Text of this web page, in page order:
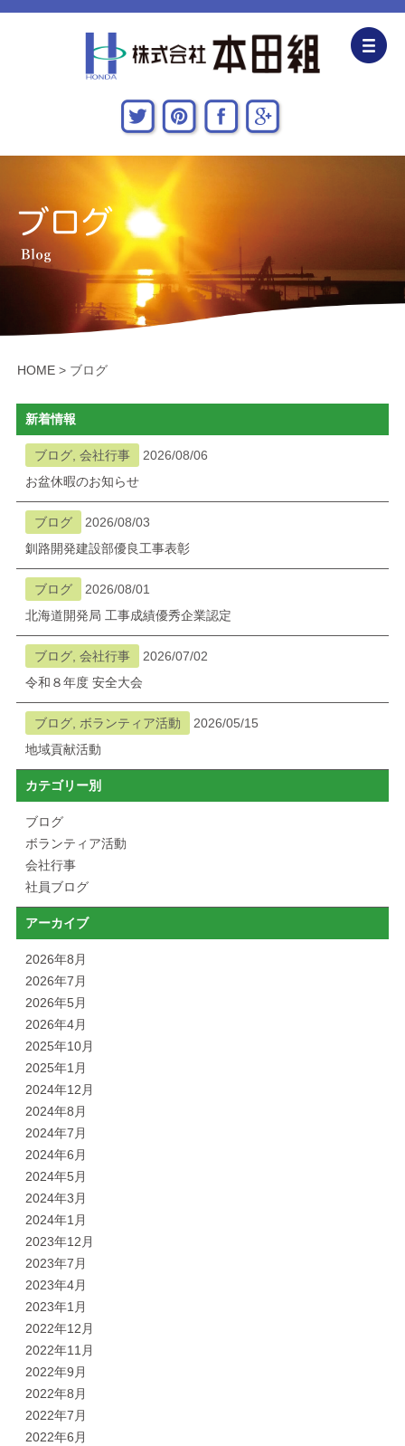
企業情報
CSR活動
主な施工実績
関連会社
お問い合わせ・アクセス
HOME > ブログ
新着情報
ブログ, 会社行事
2026/08/06
お盆休暇のお知らせ
ブログ
2026/08/03
釧路開発建設部優良工事表彰
ブログ
2026/08/01
北海道開発局 工事成績優秀企業認定
ブログ, 会社行事
2026/07/02
令和８年度 安全大会
ブログ, ボランティア活動
2026/05/15
地域貢献活動
カテゴリー別
ブログ
ボランティア活動
会社行事
社員ブログ
アーカイブ
2026年8月
2026年7月
2026年5月
2026年4月
2025年10月
2025年1月
2024年12月
2024年8月
2024年7月
2024年6月
2024年5月
2024年3月
2024年1月
2023年12月
2023年7月
2023年4月
2023年1月
2022年12月
2022年11月
2022年9月
2022年8月
2022年7月
2022年6月